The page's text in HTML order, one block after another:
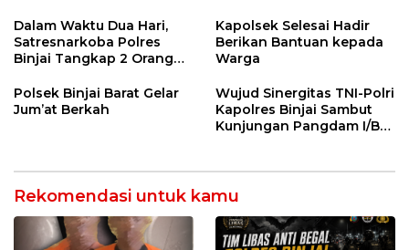
Dalam Waktu Dua Hari,
Satresnarkoba Polres
Binjai Tangkap 2 Orang
Binjai
Kapolsek Selesai Hadir
Berikan Bantuan kepada
Warga
Polsek Binjai Barat Gelar
Jum’at Berkah
Wujud Sinergitas TNI-Polri
Kapolres Binjai Sambut
Kunjungan Pangdam I/BB
Rekomendasi untuk kamu